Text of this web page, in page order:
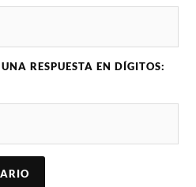
RESPUESTA EN DÍGITOS: